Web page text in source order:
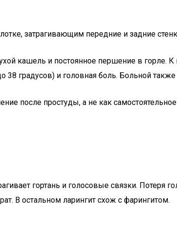
затрагивающим передние и задние
кашель и постоянное першение в
градусов) и головная боль. Больной
после простуды, а не как
гортань и голосовые связки.
В остальном ларингит схож с фарингитом.